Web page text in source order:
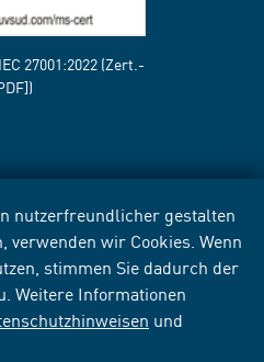
nutzerfreundlicher gestalten
wir Cookies. Wenn
stimmen Sie dadurch der
Weitere Informationen
und
27001:2022 (Zert.-